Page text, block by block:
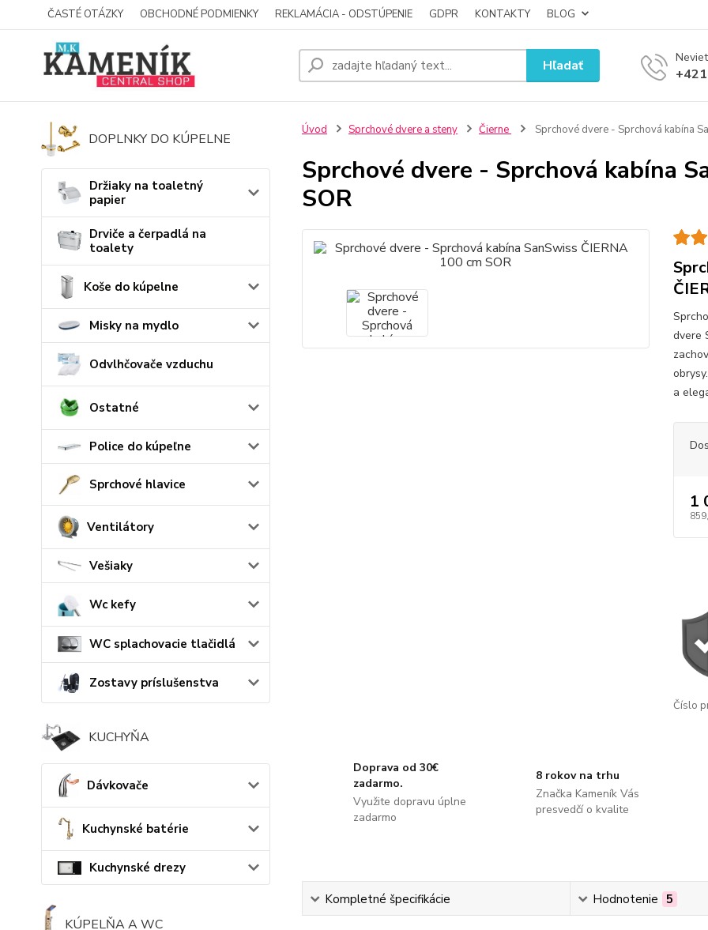
ČASTÉ OTÁZKY OBCHODNÉ PODMIENKY REKLAMÁCIA - ODSTÚPENIE GDPR KONTAKTY BLOG
Hľadať
DOPLNKY DO KÚPELNE
Držiaky na toaletný
papier
Drviče a čerpadlá na
toalety
Koše do kúpelne
Misky na mydlo
Odvlhčovače vzduchu
Ostatné
Police do kúpeľne
Sprchové hlavice
Ventilátory
Vešiaky
Wc kefy
WC splachovacie tlačidlá
Zostavy príslušenstva
KUCHYŇA
Dávkovače
Kuchynské batérie
Kuchynské drezy
KÚPELŇA A WC
Úvod Sprchové dvere a steny Čierne Sprchové dvere - Sprchová kabína
Sprchové dvere - Sprchová kabína
SOR
dvere
a
1
Číslo
Doprava od 30€
zadarmo.
Využite dopravu úplne
zadarmo
8 rokov na trhu
Značka Kameník Vás
presvedčí o kvalite
Kompletné špecifikácie Hodnotenie 5